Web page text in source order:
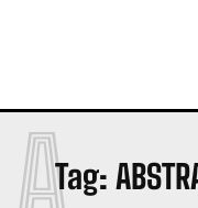
Tag:
A